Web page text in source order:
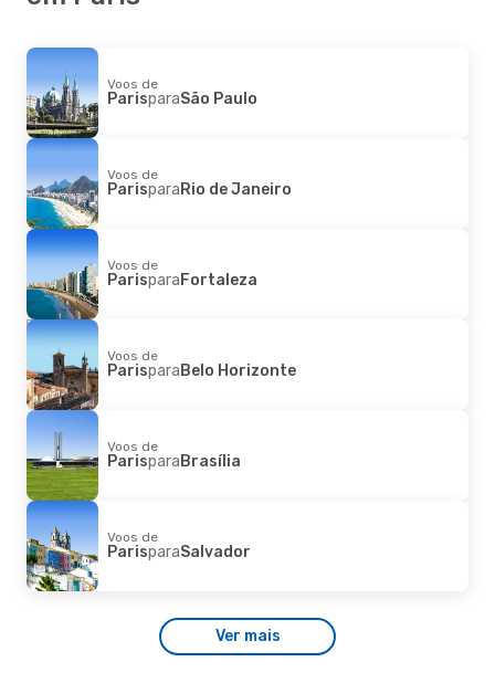
Voos de
ParisparaSão Paulo
Voos de
ParisparaRio de Janeiro
Voos de
ParisparaFortaleza
Voos de
ParisparaBelo Horizonte
Voos de
ParisparaBrasília
Voos de
ParisparaSalvador
Ver mais